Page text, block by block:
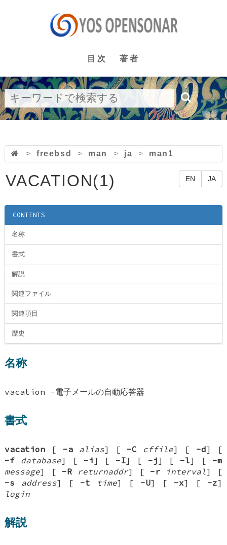
目次 著者
> freebsd > man > ja > man1
EN JA
VACATION(1)
CONTENTS
名称
書式
解説
関連ファイル
関連項目
歴史
名称
vacation -電子メールの自動応答器
書式
vacation [ -a alias] [ -C cffile] [ -d] [
-f
database] [ -i] [ -I] [ -j] [ -l] [ -m
message] [ -R returnaddr] [ -r interval] [
-s
address] [ -t time] [ -U] [ -x] [ -z]
login
解説